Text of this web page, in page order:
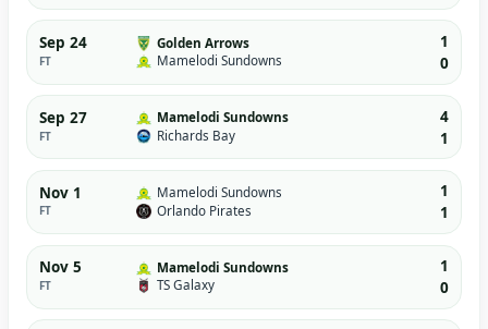
Sep 24
FT
Golden Arrows
Mamelodi Sundowns
1
0
Sep 27
FT
Mamelodi Sundowns
Richards Bay
4
1
Nov 1
FT
Mamelodi Sundowns
Orlando Pirates
1
1
Nov 5
FT
Mamelodi Sundowns
TS Galaxy
1
0